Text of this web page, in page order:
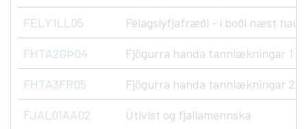
FÉLY1LL05 Félagslyfjafræði - í boði næst
FHTA2GÞ04 Fjögurra handa tannlækningar 1
FHTA3FR05 Fjögurra handa tannlækningar 2
FJAL01AA02 Útivist og fjallamennska